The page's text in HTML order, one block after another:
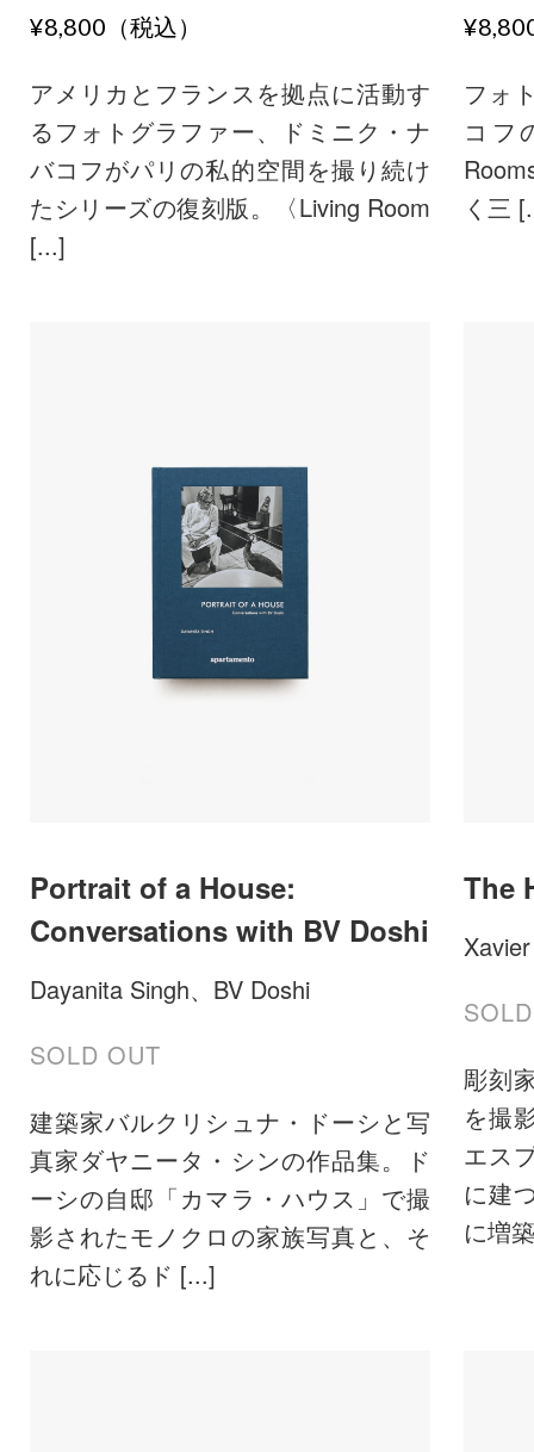
¥8,800（税込）
アメリカとフランスを拠点に活動す
るフォトグラファー、ドミニク・ナ
バコフがパリの私的空間を撮り続け
たシリーズの復刻版。〈Living Room
[...]
フォ
コフ
く三
Portrait of a House:
Conversations with BV Doshi
Dayanita Singh、BV Doshi
SOLD OUT
建築家バルクリシュナ・ドーシと写
真家ダヤニータ・シンの作品集。ド
ーシの自邸「カマラ・ハウス」で撮
影されたモノクロの家族写真と、そ
れに応じるド [...]
The
彫刻
を撮
エス
に建
に増